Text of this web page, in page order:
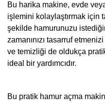
Bu harika makine, evde
işlemini kolaylaştırmak için
şekilde hamurunuzu
zamanınızı tasarruf
ve temizliği de oldukça
ideal bir yardımcıdır.
Bu pratik hamur açma